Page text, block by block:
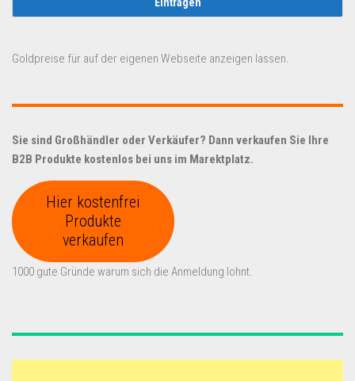
Goldpreise für auf der eigenen Webseite anzeigen lassen.
Sie sind Großhändler oder Verkäufer? Dann verkaufen Sie Ihre
B2B Produkte kostenlos bei uns im Marektplatz.
Hier kostenfrei
Produkte
verkaufen
1000 gute Gründe warum sich die Anmeldung lohnt.